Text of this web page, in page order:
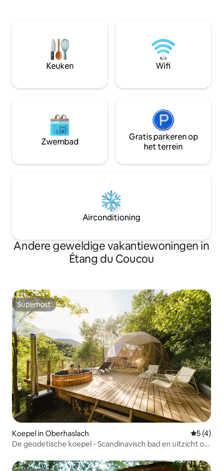
panoramisch uitzicht over La Bresse en
de Hoge Vogezen. Ligstoelen en sauna
met panoramisch uitzicht. Suite
exclusief voorbehouden voor
van het centrum
minuten van
minuten van
Wijnroute,
Keuken Wifi
Zwembad
Gratis parkeren op
het terrein
Airconditioning
Andere geweldige vakantiewoningen in
Étang du Coucou
Superhost
Superhost
Koepel in Oberhaslach
5 (4)
De geodetische koepel - Scandinavisch bad en uitzicht op